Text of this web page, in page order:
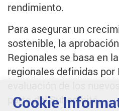
rendimiento.
Para asegurar un
sostenible, la
Regionales se basa en
regionales definidas por
parte del Subcomité.
Cookie